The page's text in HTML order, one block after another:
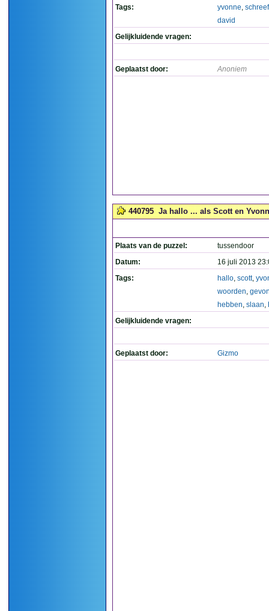
Tags:
yvonne, schreef
david
Gelijkluidende vragen:
Geplaatst door: Anoniem
440795 Ja hallo ... als Scott en
Plaats van de puzzel:
tussendoor
Datum:
16 juli 2013
Tags:
hallo, scott,
woorden,
hebben, slaan,
Gelijkluidende vragen:
Geplaatst door: Gizmo